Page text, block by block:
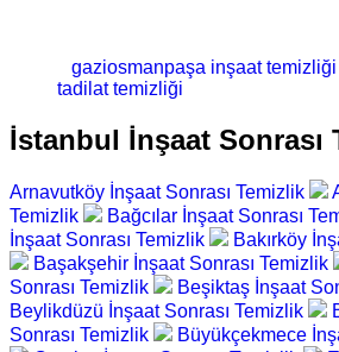
gaziosmanpaşa inşaat temizliği
tadilat temizliği
İstanbul İnşaat Sonrası
Arnavutköy İnşaat Sonrası Temizlik
Temizlik
Bağcılar İnşaat Sonrası
İnşaat Sonrası Temizlik
Bakırköy
Başakşehir İnşaat Sonrası Temizlik
Sonrası Temizlik
Beşiktaş İnşaat
Beylikdüzü İnşaat Sonrası Temizlik
Sonrası Temizlik
Büyükçekmece